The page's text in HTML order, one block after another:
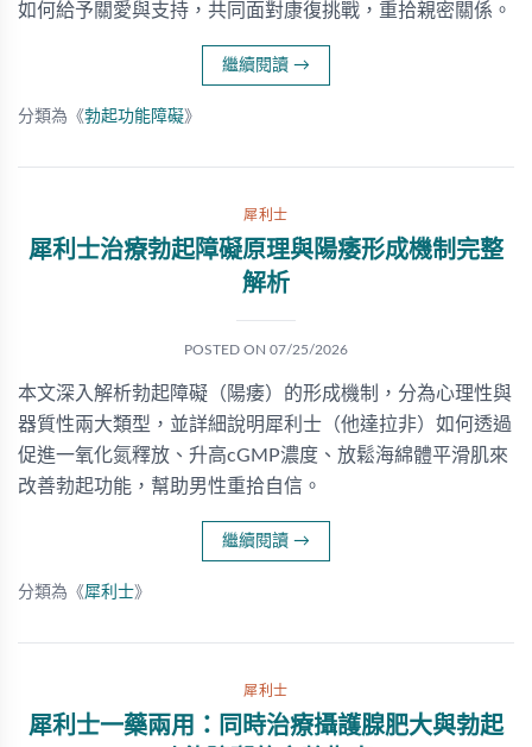
如何給予關愛與支持，共同面對康復挑戰，重拾親密關係。
繼續閱讀 →
分類為《勃起功能障礙》
犀利士
犀利士治療勃起障礙原理與陽痿形成機制完整
解析
POSTED ON 07/25/2026
本文深入解析勃起障礙（陽痿）的形成機制，分為心理性與
器質性兩大類型，並詳細說明犀利士（他達拉非）如何透過
促進一氧化氮釋放、升高cGMP濃度、放鬆海綿體平滑肌來
改善勃起功能，幫助男性重拾自信。
繼續閱讀 →
分類為《犀利士》
犀利士
犀利士一藥兩用：同時治療攝護腺肥大與勃起